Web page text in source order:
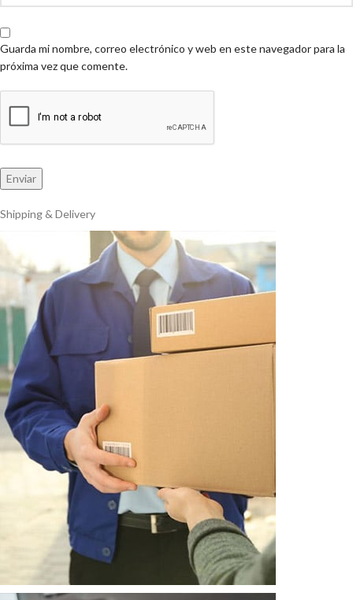
Guarda mi nombre, correo electrónico y web en este navegador para la
próxima vez que comente.
Shipping & Delivery